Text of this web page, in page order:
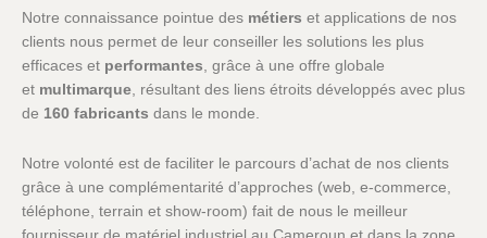
Notre connaissance pointue des métiers et applications de nos
clients nous permet de leur conseiller les solutions les plus
efficaces et performantes , grâce à une offre globale
et multimarque , résultant des liens étroits développés avec plus
de 160 fabricants dans le monde.
Notre volonté est de faciliter le parcours d’achat de nos clients
grâce à une complémentarité d’approches (web, e-commerce,
téléphone, terrain et show-room) fait de nous le meilleur
fournisseur de matériel industriel au Cameroun et dans la zone